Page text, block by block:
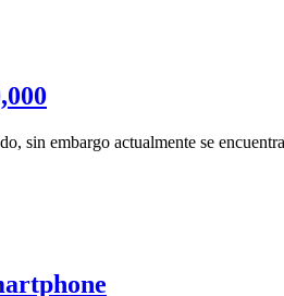
embargo actualmente se